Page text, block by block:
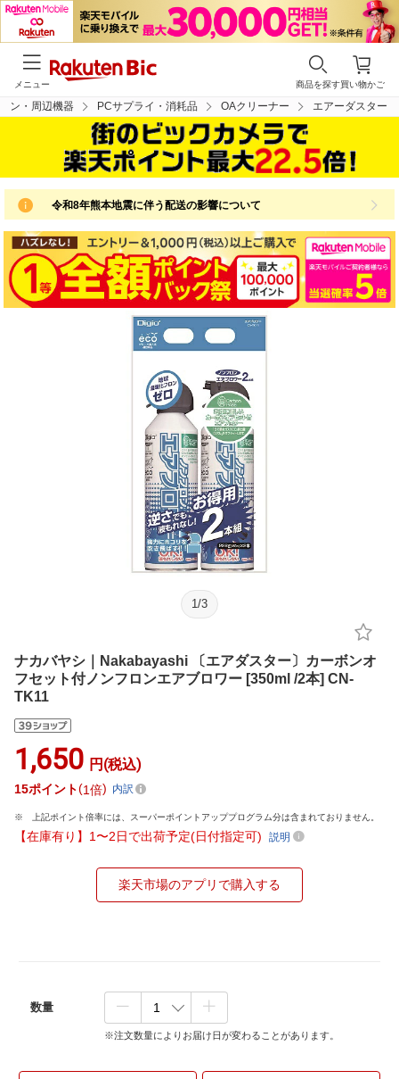
買い物かご
商品を探す
メニュー
ン・周辺機器 PCサプライ・消耗品 OAクリーナー エアーダスター
令和8年熊本地震に伴う配送の影響について
1 /3
ナカバヤシ｜Nakabayashi 〔エアダスター〕カーボンオ
フセット付ノンフロンエアブロワー [350ml /2本] CN-
TK11
1,650 円(税込)
15ポイント 1倍 内訳
上記ポイント倍率には、スーパーポイントアッププログラム分は含まれておりません。
【在庫有り】1〜2日で出荷予定(日付指定可) 説明
楽天市場のアプリで購入する
数量
※注文数量によりお届け日が変わることがあります。